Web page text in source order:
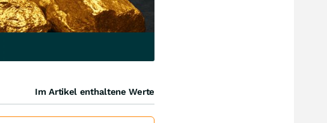
Im Artikel enthaltene Werte